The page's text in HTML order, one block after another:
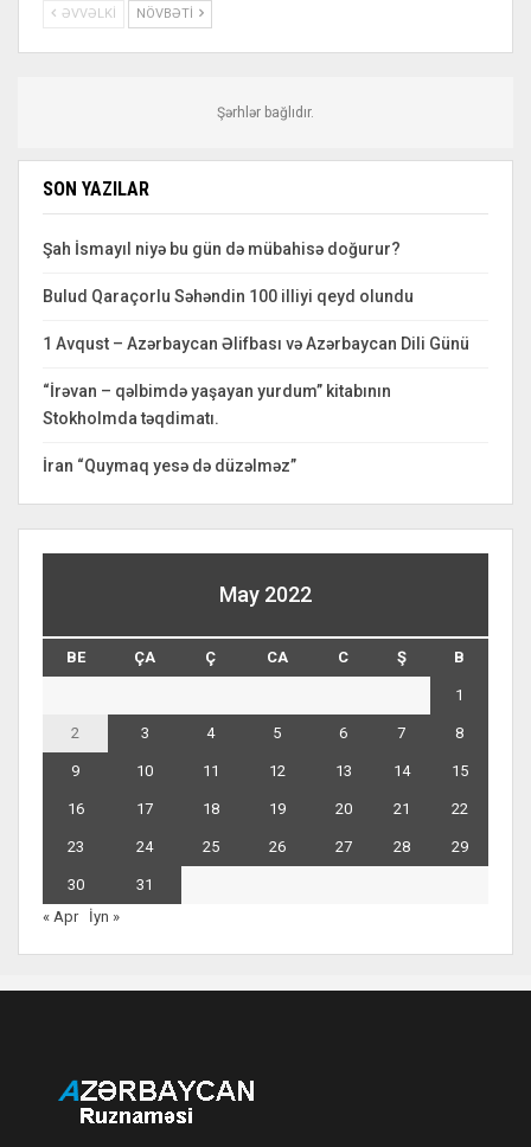
ƏVVƏLKI NÖVBƏTI
Şərhlər bağlıdır.
SON YAZILAR
Şah İsmayıl niyə bu gün də mübahisə doğurur?
Bulud Qaraçorlu Səhəndin 100 illiyi qeyd olundu
1 Avqust – Azərbaycan Əlifbası və Azərbaycan Dili Günü
“İrəvan – qəlbimdə yaşayan yurdum” kitabının
Stokholmda təqdimatı.
İran “Quymaq yesə də düzəlməz”
May 2022
BE ÇA Ç CA C Ş B
1
2 3 4 5 6 7 8
9 10 11 12 13 14 15
16 17 18 19 20 21 22
23 24 25 26 27 28 29
30
31
« Apr
İyn »